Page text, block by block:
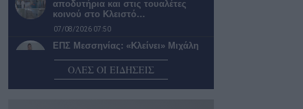
αποδυτήρια και στις τουαλέτες
κοινού στο Κλειστό…
07/08/2026 07:50
ΕΠΣ Μεσσηνίας: «Κλείνει» Μιχάλη
Μεικτές Ομάδες
07/08/2026 07:30
ΟΛΕΣ ΟΙ ΕΙΔΗΣΕΙΣ